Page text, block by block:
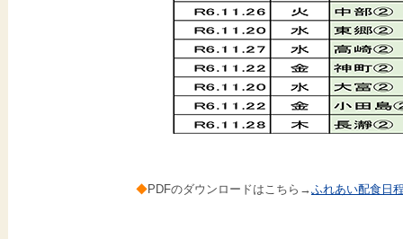
◆PDFのダウンロードはこちら→ふれあい配食日